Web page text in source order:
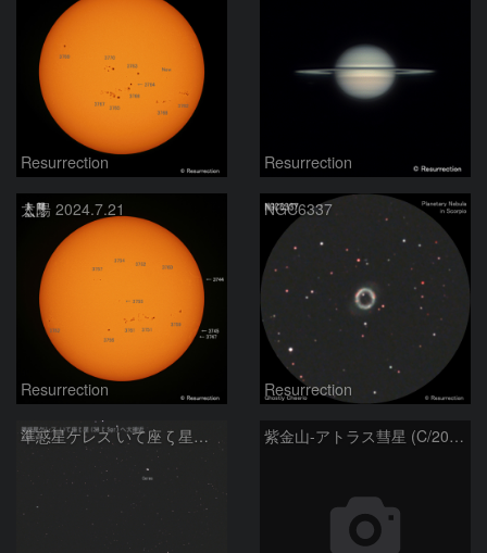
Resurrection Resurrection
太陽 2024.7.21
Resurrection
NGC6337
Resurrection
準惑星ケレス いて座 ζ 星アセッラ (38 ζ Sgr) へ大接近 2024.7.8 紫金山-アトラス彗星 (C/2023 A3) 2024.7.7